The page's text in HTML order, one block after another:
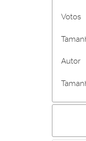
Votos
Autor